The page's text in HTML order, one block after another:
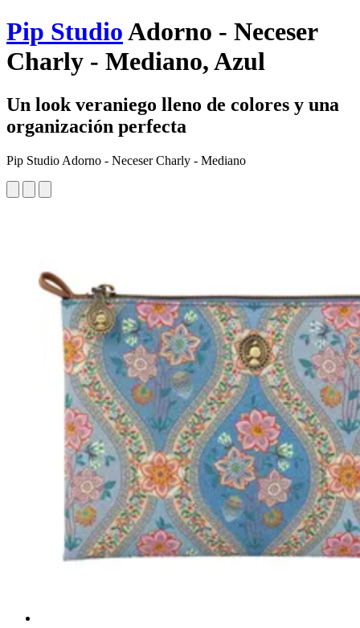
Pip StudioAdorno - Neceser
Charly - Mediano, Azul
Un look veraniego lleno de colores y una
organización perfecta
Pip Studio Adorno - Neceser Charly - Mediano